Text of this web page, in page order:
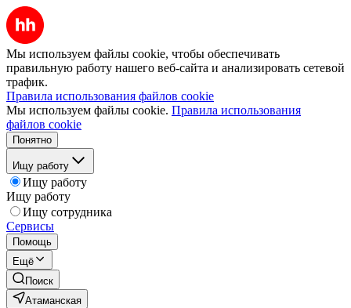
Мы используем файлы cookie, чтобы обеспечивать
правильную работу нашего веб-сайта и анализировать сетевой
трафик.
Правила использования файлов cookie
Мы используем файлы cookie. Правила использования
файлов cookie
Понятно
Ищу работу
Ищу работу
Ищу работу
Ищу сотрудника
Сервисы
Помощь
Ещё
Поиск
Атаманская